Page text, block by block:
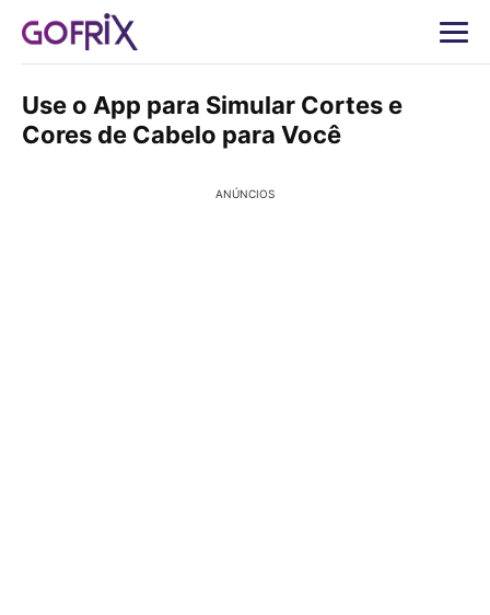
Use o App para Simular Cortes e
Cores de Cabelo para Você
ANÚNCIOS